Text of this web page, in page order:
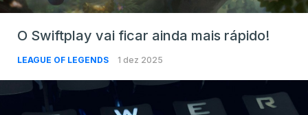
O Swiftplay vai ficar ainda mais rápido!
LEAGUE OF LEGENDS 1 dez 2025